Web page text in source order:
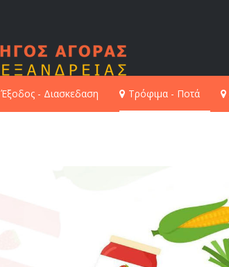
Έξοδος - Διασκεδαση Τρόφιμα - Ποτά